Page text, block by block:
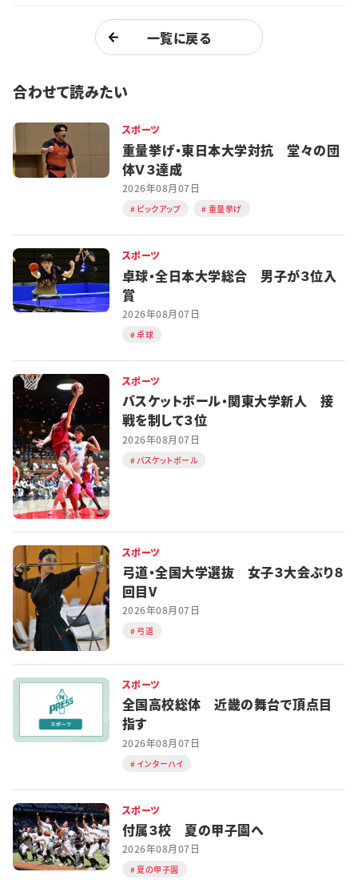
一覧に戻る
合わせて読みたい
スポーツ
重量挙げ・東日本大学対抗 堂々の団
体Ｖ３達成
2026年08月07日
ピックアップ 重量挙げ
スポーツ
卓球・全日本大学総合 男子が３位入
賞
2026年08月07日
卓球
スポーツ
バスケットボール・関東大学新人 接
戦を制して３位
2026年08月07日
バスケットボール
スポーツ
弓道・全国大学選抜 女子３大会ぶり８
回目V
2026年08月07日
弓道
スポーツ
全国高校総体 近畿の舞台で頂点目
指す
2026年08月07日
インターハイ
スポーツ
付属３校 夏の甲子園へ
2026年08月07日
夏の甲子園